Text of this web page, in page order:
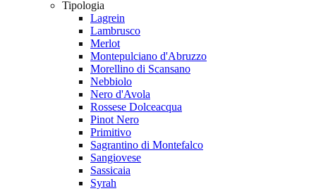
Tipologia
Lagrein
Lambrusco
Merlot
Montepulciano d'Abruzzo
Morellino di Scansano
Nebbiolo
Nero d'Avola
Rossese Dolceacqua
Pinot Nero
Primitivo
Sagrantino di Montefalco
Sangiovese
Sassicaia
Syrah